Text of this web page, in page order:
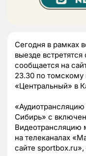
Сегодня в рамках
выезде
сообщается на
23.30 по
«Центральный» в
Сибирь» с
Видеотрансляцию
на телеканалах
сайте sportbox.ru»,